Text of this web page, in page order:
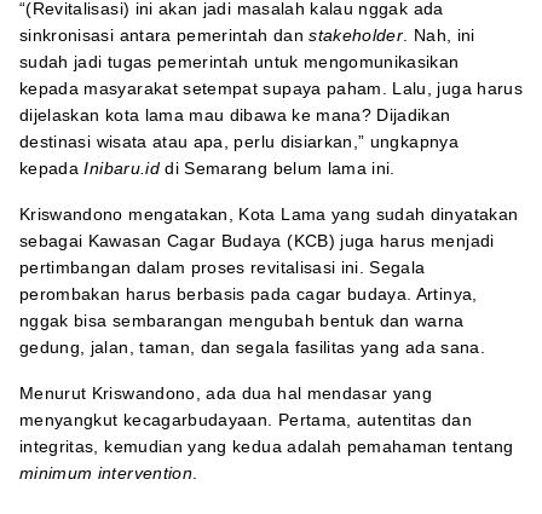
“(Revitalisasi) ini akan jadi masalah kalau nggak ada
sinkronisasi antara pemerintah danstakeholder . Nah, ini
sudah jadi tugas pemerintah untuk mengomunikasikan
kepada masyarakat setempat supaya paham. Lalu, juga harus
dijelaskan kota lama mau dibawa ke mana? Dijadikan
destinasi wisata atau apa, perlu disiarkan,” ungkapnya
kepadaInibaru.iddi Semarang belum lama ini.
Kriswandono mengatakan, Kota Lama yang sudah dinyatakan
sebagai Kawasan Cagar Budaya (KCB) juga harus menjadi
pertimbangan dalam proses revitalisasi ini. Segala
perombakan harus berbasis pada cagar budaya. Artinya,
nggak bisa sembarangan mengubah bentuk dan warna
gedung, jalan, taman, dan segala fasilitas yang ada sana.
Menurut Kriswandono, ada dua hal mendasar yang
menyangkut kecagarbudayaan. Pertama, autentitas dan
integritas, kemudian yang kedua adalah pemahaman tentang
minimum intervention